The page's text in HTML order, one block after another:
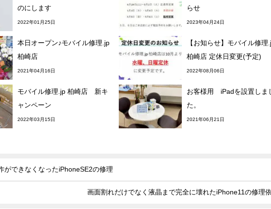
のにします
2022年01月25日
らせ
2023年04月24日
本日オープン♪モバイル修理.jp
柏崎店
2021年04月16日
【お知らせ】モバイル修理
柏崎店 定休日変更(予定)
2022年08月06日
モバイル修理.jp 柏崎店 新キ
ャンペーン
2022年03月15日
お客様用 iPadを設置しま
た。
2021年06月21日
ができなくなったiPhoneSE2の修理
画面割れだけでなく液晶まで完全に壊れたiPhone11の修理